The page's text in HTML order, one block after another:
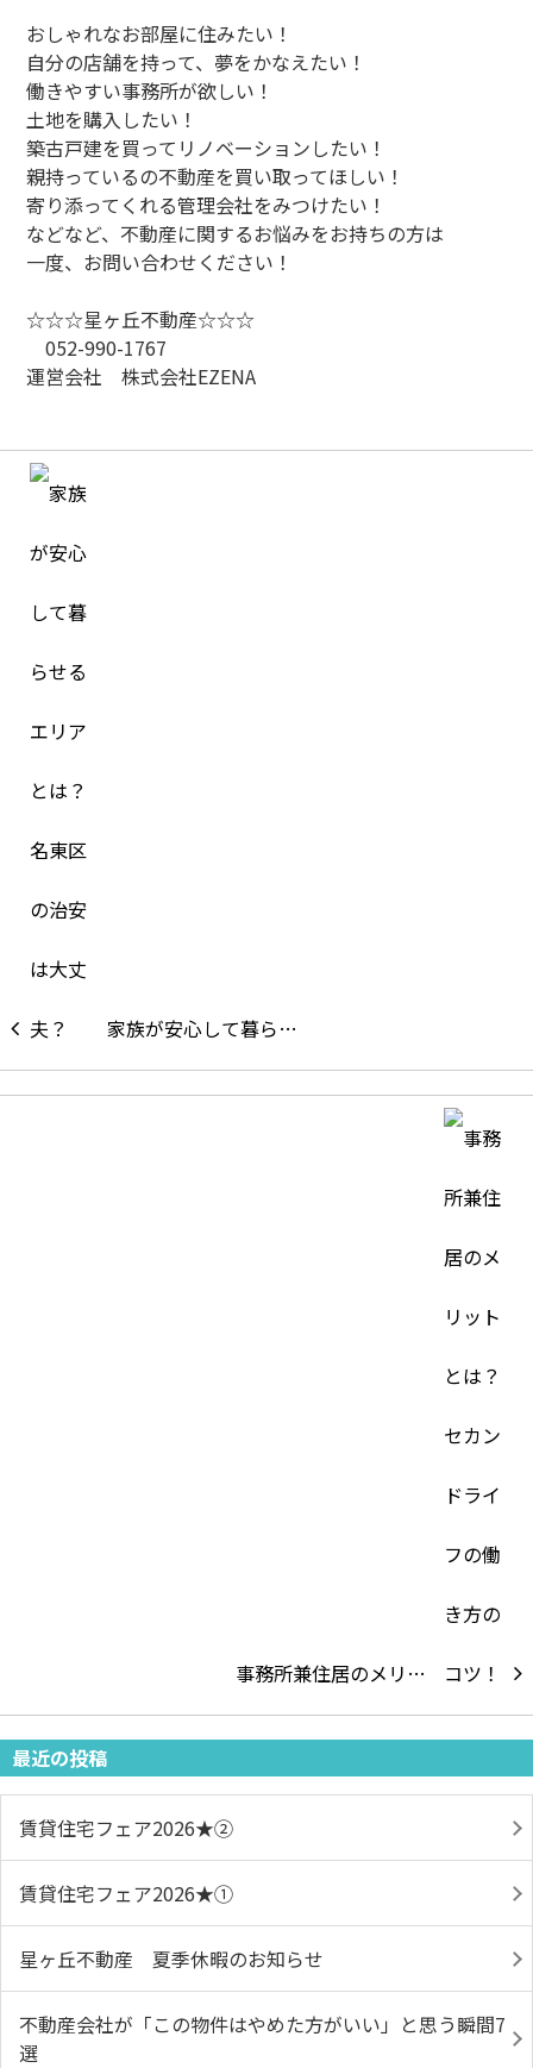
おしゃれなお部屋に住みたい！
自分の店舗を持って、夢をかなえたい！
働きやすい事務所が欲しい！
土地を購入したい！
築古戸建を買ってリノベーションしたい！
親持っているの不動産を買い取ってほしい！
寄り添ってくれる管理会社をみつけたい！
などなど、不動産に関するお悩みをお持ちの方は
一度、お問い合わせください！
☆☆☆星ヶ丘不動産☆☆☆
052-990-1767
運営会社 株式会社EZENA
家族が安心して暮ら…
事務所兼住居のメリ…
最近の投稿
賃貸住宅フェア2026★➁
賃貸住宅フェア2026★①
星ヶ丘不動産 夏季休暇のお知らせ
不動産会社が「この物件はやめた方がいい」と思う瞬間7
選